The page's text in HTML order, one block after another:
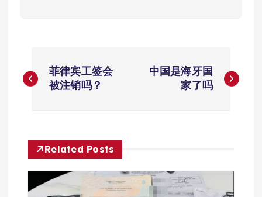
章
航
菲律宾工签会
被注销吗？
中国是海牙国
家了吗
Related Posts